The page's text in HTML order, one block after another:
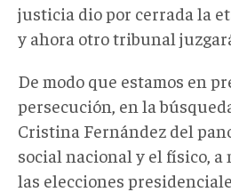
justicia dio por cerrada la
y ahora otro tribunal
De modo que estamos en
persecución, en la
Cristina Fernández del
social nacional y el físico, a
las elecciones